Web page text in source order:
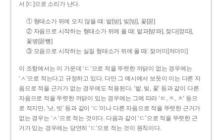
서 [ㄷ]으로 소리가 난다.
① 형태소가 뒤에 오지 않을 때: 밭[받], 빚[빋], 꽃[꼳]
② 자음으로 시작하는 형태소가 뒤에 올 때: 밭과[받꽈], 젖다[젇따],
꽃병[꼳뼝]
③ 모음으로 시작하는 실질 형태소가 뒤에 올 때: 젖어미[저더미]
이 조항에서는 이 가운데 ‘ㄷ’으로 적을 뚜렷한 까닭이 없는 경우에는
‘ㅅ’으로 적는다고 규정하고 있다. 다만 그 예시에서 보듯이 이는 다른 자
음으로 적을 근거가 없는 경우에도 적용된다. ‘밭, 빚, 꽃’ 등과 같이 다른
자음으로 적을 뚜렷한 까닭이 있는 경우에는 그에 따라 ‘ㅌ, ㅈ, ㅊ’ 등으
로 적지만, ‘낫, 빗’ 등과 같이 ‘ㄷ’이나 다른 자음으로 적을 뚜렷한 근거가
없는 경우는 ‘ㅅ’으로 적는 것이다. 다음과 같이 ‘ㄷ’으로 적을 뚜렷한 근
거가 있는 경우에는 당연히 ‘ㄷ’으로 적는 것이 원칙이다.